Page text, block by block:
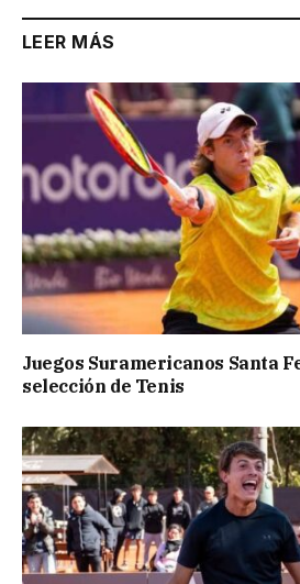
LEER MÁS
Juegos Suramericanos Santa
selección de Tenis